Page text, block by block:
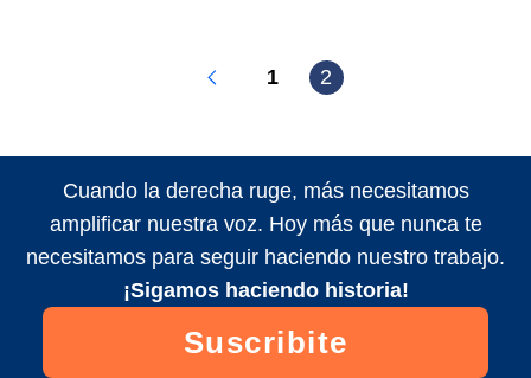
1 2
Cuando la derecha ruge, más necesitamos
amplificar nuestra voz. Hoy más que nunca te
necesitamos para seguir haciendo nuestro trabajo.
¡Sigamos haciendo historia!
Suscribite